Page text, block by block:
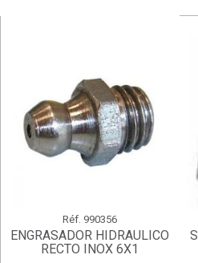
Réf. 990356
ENGRASADOR HIDRAULICO
RECTO INOX 6X1